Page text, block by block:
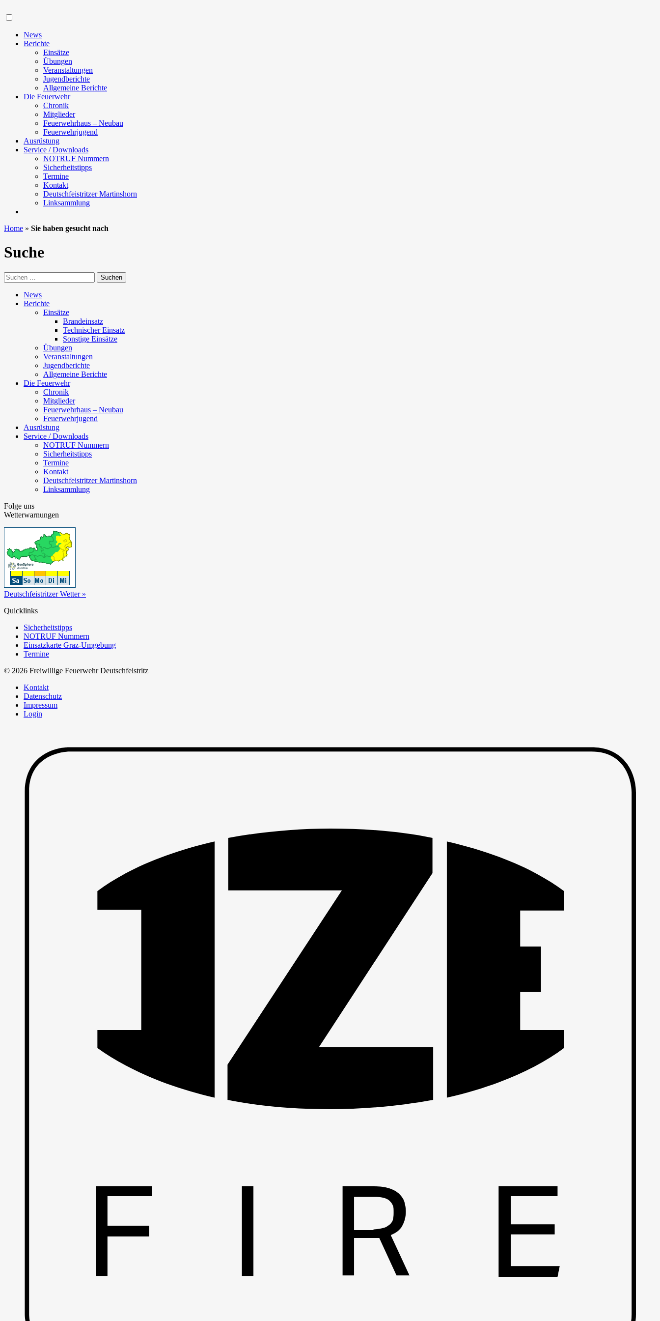
News
Berichte
Einsätze
Übungen
Veranstaltungen
Jugendberichte
Allgemeine Berichte
Die Feuerwehr
Chronik
Mitglieder
Feuerwehrhaus – Neubau
Feuerwehrjugend
Ausrüstung
Service / Downloads
NOTRUF Nummern
Sicherheitstipps
Termine
Kontakt
Deutschfeistritzer Martinshorn
Linksammlung
Home » Sie haben gesucht nach
Suche
Suchen
nach:
News
Berichte
Einsätze
Brandeinsatz
Technischer Einsatz
Sonstige Einsätze
Übungen
Veranstaltungen
Jugendberichte
Allgemeine Berichte
Die Feuerwehr
Chronik
Mitglieder
Feuerwehrhaus – Neubau
Feuerwehrjugend
Ausrüstung
Service / Downloads
NOTRUF Nummern
Sicherheitstipps
Termine
Kontakt
Deutschfeistritzer Martinshorn
Linksammlung
Folge uns
Wetterwarnungen
Deutschfeistritzer Wetter »
Quicklinks
Sicherheitstipps
NOTRUF Nummern
Einsatzkarte Graz-Umgebung
Termine
© 2026 Freiwillige Feuerwehr Deutschfeistritz
Kontakt
Datenschutz
Impressum
Login